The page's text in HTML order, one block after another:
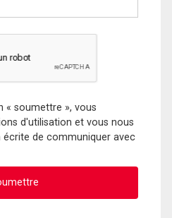
« soumettre », vous
d'utilisation et vous nous
de communiquer avec